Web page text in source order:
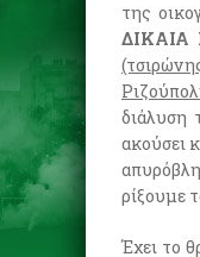
της
διάλυση
ακούσει
ρίξουμε
Έχει το